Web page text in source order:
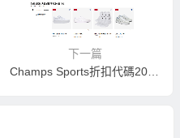
下一篇
Champs Sports折扣代碼2026-champssports美國官網精選鞋履等低至6折